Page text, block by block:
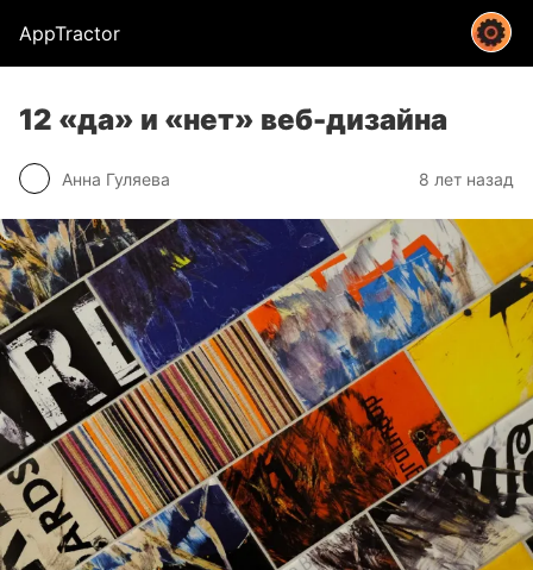
AppTractor
12 «да» и «нет» веб-дизайна
Анна Гуляева 8 лет назад